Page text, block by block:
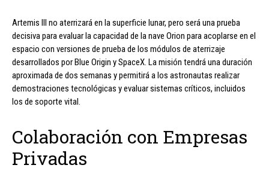
Artemis III no aterrizará en la superficie lunar, pero será una prueba
decisiva para evaluar la capacidad de la nave Orion para acoplarse en el
espacio con versiones de prueba de los módulos de aterrizaje
desarrollados por Blue Origin y SpaceX. La misión tendrá una duración
aproximada de dos semanas y permitirá a los astronautas realizar
demostraciones tecnológicas y evaluar sistemas críticos, incluidos
los de soporte vital.
Colaboración con Empresas
Privadas